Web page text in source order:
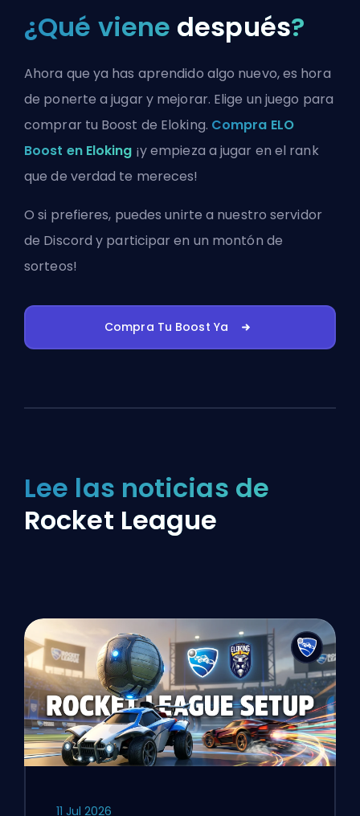
¿Qué viene después?
Ahora que ya has aprendido algo nuevo, es hora
de ponerte a jugar y mejorar. Elige un juego para
comprar tu Boost de Eloking. Compra ELO
Boost en Eloking ¡y empieza a jugar en el rank
que de verdad te mereces!
O si prefieres, puedesunirte a nuestro servidor
de Discord y participar en un montón de
sorteos!
Compra Tu Boost Ya
Lee las noticias de
Rocket League
11 Jul 2026